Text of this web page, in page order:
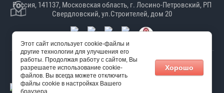
Россия, 141137, Московская область, г. Лосино-Петровский, РП
Свердловский, ул.Строителей, дом 20
© 2017 ООО "Январь"
Создание сайтаМегагрупп
Этот сайт использует cookie-файлы и
другие технологии для улучшения его
работы. Продолжая работу с сайтом, Вы
разрешаете использование cookie-
файлов. Вы всегда можете отключить
файлы cookie в настройках Вашего
браузера.
Хорошо